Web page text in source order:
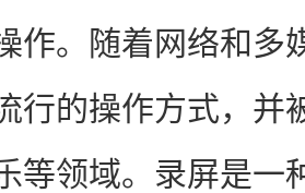
作。随着网络和多
行的操作方式，并
等领域。录屏是一